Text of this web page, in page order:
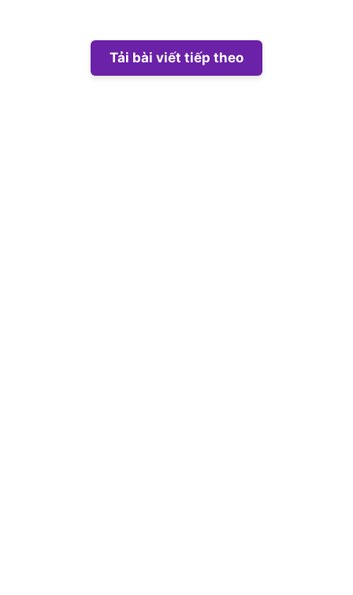
Tải bài viết tiếp theo